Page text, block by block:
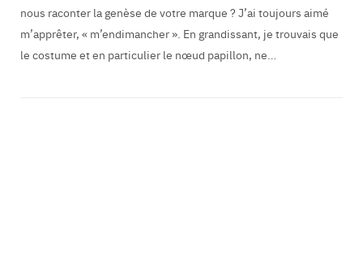
nous raconter la genèse de votre marque ? J’ai toujours aimé
m’apprêter, « m’endimancher ». En grandissant, je trouvais que
le costume et en particulier le nœud papillon, ne…